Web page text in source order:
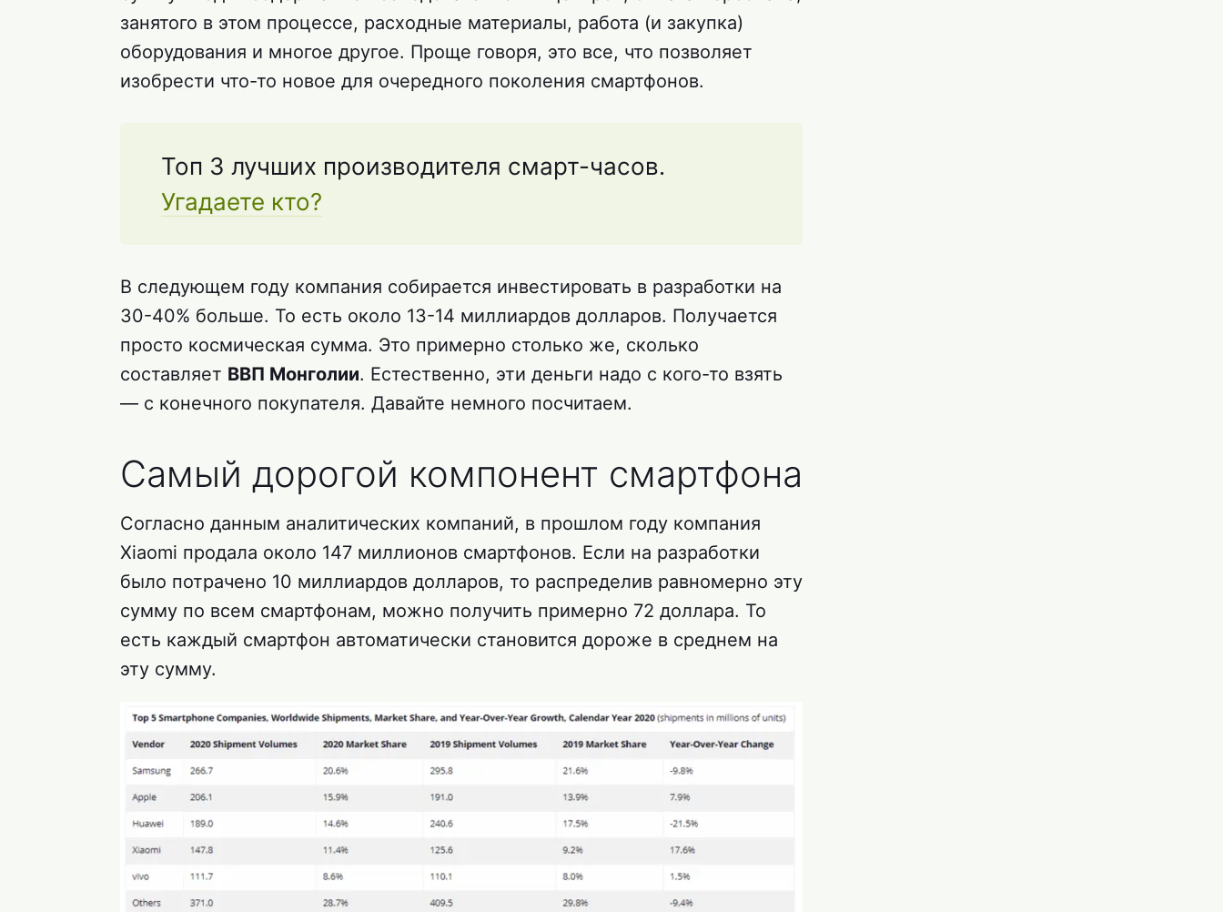
занятого в этом процессе, расходные материалы, работа (и закупка)
оборудования и многое другое. Проще говоря, это все, что позволяет
изобрести что-то новое для очередного поколения смартфонов.
Топ 3 лучших производителя смарт-часов.
Угадаете кто?
В следующем году компания собирается инвестировать в разработки на
30-40% больше. То есть около 13-14 миллиардов долларов. Получается
просто космическая сумма. Это примерно столько же, сколько
составляет ВВП Монголии. Естественно, эти деньги надо с кого-то взять
— с конечного покупателя. Давайте немного посчитаем.
Самый дорогой компонент смартфона
Согласно данным аналитических компаний, в прошлом году компания
Xiaomi продала около 147 миллионов смартфонов. Если на разработки
было потрачено 10 миллиардов долларов, то распределив равномерно эту
сумму по всем смартфонам, можно получить примерно 72 доллара. То
есть каждый смартфон автоматически становится дороже в среднем на
эту сумму.